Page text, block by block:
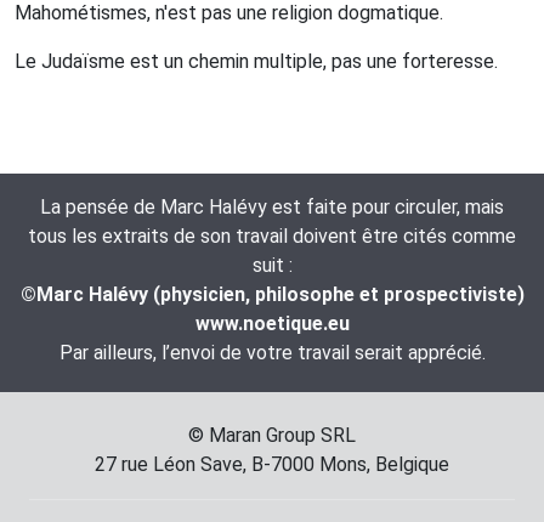
Mahométismes, n'est pas une religion dogmatique.
Le Judaïsme est un chemin multiple, pas une forteresse.
La pensée de Marc Halévy est faite pour circuler, mais
tous les extraits de son travail doivent être cités comme
suit :
©Marc Halévy (physicien, philosophe et prospectiviste)
www.noetique.eu
Par ailleurs, l’envoi de votre travail serait apprécié.
© Maran Group SRL
27 rue Léon Save, B-7000 Mons, Belgique